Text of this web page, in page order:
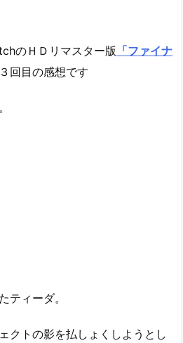
のＨＤリマスター版 「ファイナ
回目の感想です
ティーダ。
クトの影を払しょくしようとし